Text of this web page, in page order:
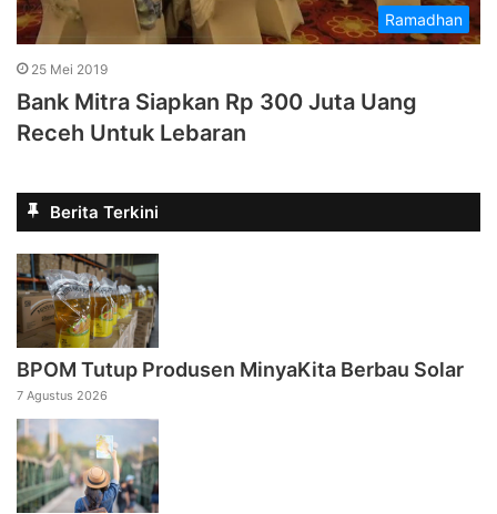
Ramadhan
25 Mei 2019
Bank Mitra Siapkan Rp 300 Juta Uang
Receh Untuk Lebaran
Berita Terkini
BPOM Tutup Produsen MinyaKita Berbau Solar
7 Agustus 2026